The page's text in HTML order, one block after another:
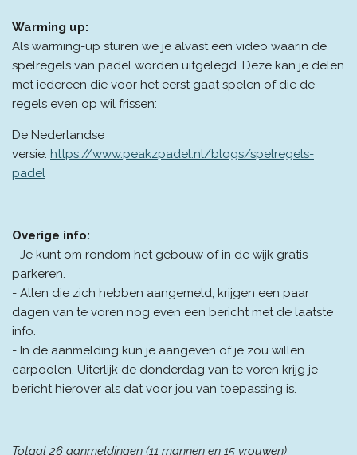
Warming up:
Als warming-up sturen we je alvast een video waarin de
spelregels van padel worden uitgelegd. Deze kan je delen
met iedereen die voor het eerst gaat spelen of die de
regels even op wil frissen:
De Nederlandse
versie: https://www.peakzpadel.nl/blogs/spelregels-
padel
Overige info:
- Je kunt om rondom het gebouw of in de wijk gratis
parkeren.
- Allen die zich hebben aangemeld, krijgen een paar
dagen van te voren nog even een bericht met de laatste
info.
- In de aanmelding kun je aangeven of je zou willen
carpoolen. Uiterlijk de donderdag van te voren krijg je
bericht hierover als dat voor jou van toepassing is.
Totaal 26 aanmeldingen (11 mannen en 15 vrouwen)